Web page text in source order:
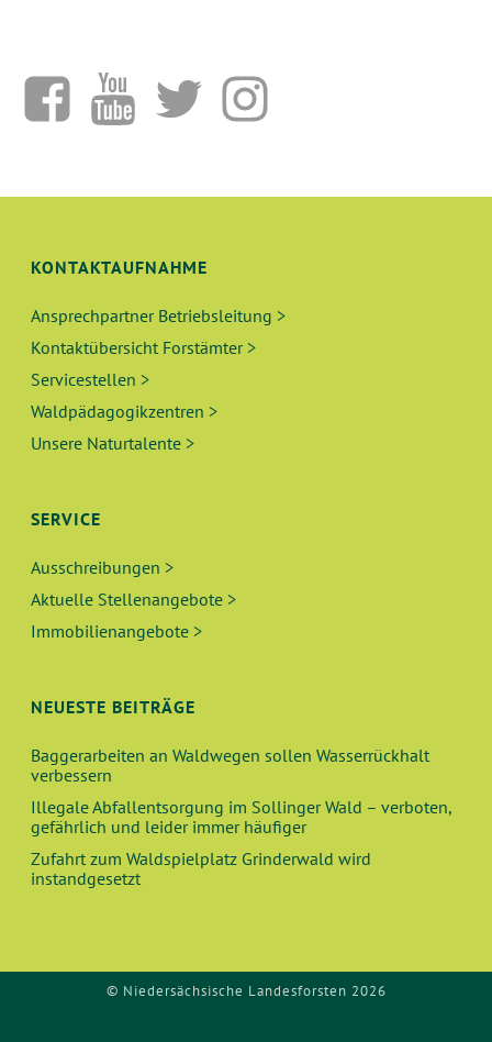
KONTAKTAUFNAHME
Ansprechpartner Betriebsleitung >
Kontaktübersicht Forstämter >
Servicestellen >
Waldpädagogikzentren >
Unsere Naturtalente >
SERVICE
Ausschreibungen >
Aktuelle Stellenangebote >
Immobilienangebote >
NEUESTE BEITRÄGE
Baggerarbeiten an Waldwegen sollen Wasserrückhalt
verbessern
Illegale Abfallentsorgung im Sollinger Wald – verboten,
gefährlich und leider immer häufiger
Zufahrt zum Waldspielplatz Grinderwald wird
instandgesetzt
© Niedersächsische Landesforsten 2026